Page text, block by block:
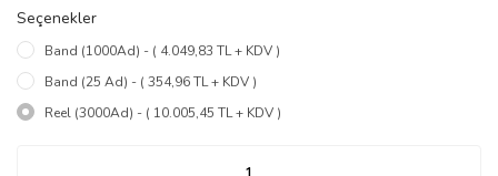
Seçenekler
Band (1000Ad) - ( 4.049,83 TL + KDV )
Band (25 Ad) - ( 354,96 TL + KDV )
Reel (3000Ad) - ( 10.005,45 TL + KDV )